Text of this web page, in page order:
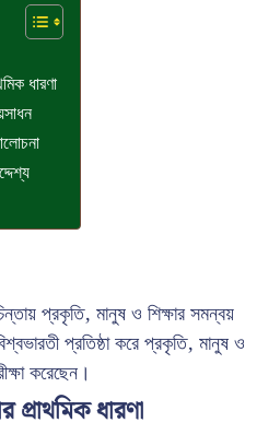
ধারণা
প্রকৃতি, মানুষ ও শিক্ষার সমন্বয়
প্রতিষ্ঠা করে প্রকৃতি, মানুষ ও
করেছেন।
প্রাথমিক ধারণা